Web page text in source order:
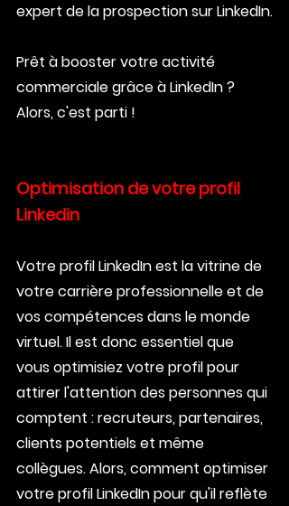
expert de la prospection sur LinkedIn.
Prêt à booster votre activité
commerciale grâce à LinkedIn ?
Alors, c'est parti !
Optimisation de votre profil
Linkedin
Votre profil LinkedIn est la vitrine de
votre carrière professionnelle et de
vos compétences dans le monde
virtuel. Il est donc essentiel que
vous optimisiez votre profil pour
attirer l'attention des personnes qui
comptent : recruteurs, partenaires,
clients potentiels et même
collègues. Alors, comment optimiser
votre profil LinkedIn pour qu'il reflète